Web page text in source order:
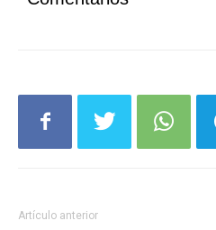
Artículo anterior